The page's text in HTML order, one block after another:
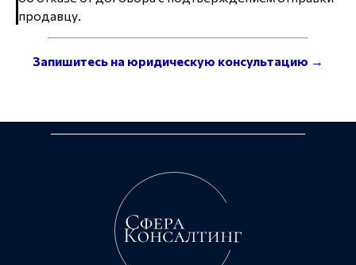
продавцу.
Запишитесь на юридическую консультацию →